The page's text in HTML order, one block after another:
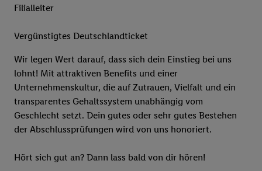
Vergünstigtes Deutschlandticket
Wir legen Wert darauf, dass sich dein Einstieg bei uns
lohnt! Mit attraktiven Benefits und einer
Unternehmenskultur, die auf Zutrauen, Vielfalt und ein
transparentes Gehaltssystem unabhängig vom
Geschlecht setzt. Dein gutes oder sehr gutes Bestehen
der Abschlussprüfungen wird von uns honoriert.
Hört sich gut an? Dann lass bald von dir hören!